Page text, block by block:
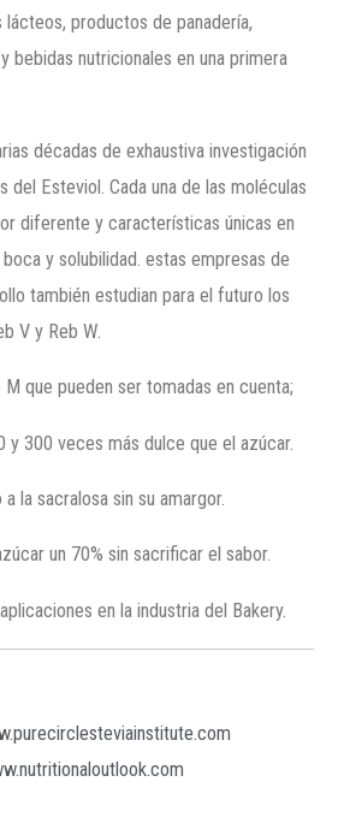
productos de panadería,
bebidas nutricionales en una primera
décadas de exhaustiva investigación
del Esteviol. Cada una de las moléculas
diferente y características únicas en
y solubilidad. estas empresas de
también estudian para el futuro los
V y Reb W.
que pueden ser tomadas en cuenta;
y 300 veces más dulce que el azúcar.
la sacralosa sin su amargor.
un 70% sin sacrificar el sabor.
en la industria del Bakery.